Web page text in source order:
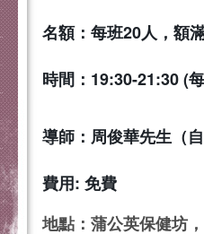
名額：每班20人，額
時間：19:30-21:30 (
導師：周俊華先生（
費用: 免費
地點：蒲公英保健坊